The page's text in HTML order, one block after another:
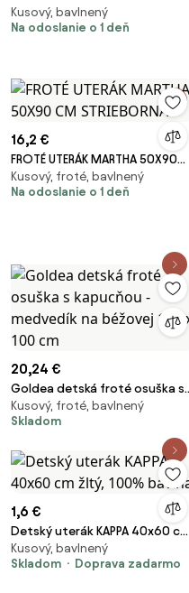
CM PUDROVÁ
Kusový, bavlnený
Na odoslanie o 1 deň
16,2 €
FROTÉ UTERÁK MARTHA 50X90
CM STRIEBORNÁ
Kusový, froté, bavlnený
Na odoslanie o 1 deň
20,24 €
Goldea detská froté osuška s
kapucňou - medvedík na
béžovej 100 x 100 cm
Kusový, froté, bavlnený
Skladom
1,6 €
Detský uterák KAPPA 40x60 cm
žltý, 100% bavlna
Kusový, bavlnený
Skladom
Doprava zadarmo